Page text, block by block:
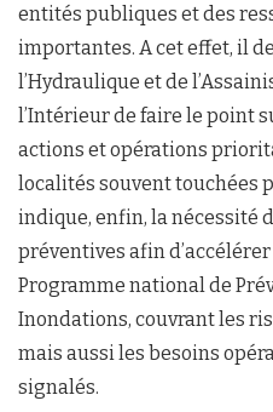
entités publiques et des
importantes. A cet effet, il
l’Hydraulique et de
l’Intérieur de faire le point
actions et opérations
localités souvent touchées
indique, enfin, la nécessité
préventives afin
Programme national de
Inondations, couvrant les
mais aussi les besoins
signalés.